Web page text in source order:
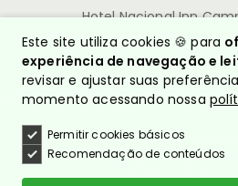
Hotel Nacional Inn
© Nacional Inn
CNPJ: 10.628.960/
Política de
Este site utiliza cookies 🍪 para
experiência de navegação e
revisar e ajustar suas
momento acessando nossa
Permitir cookies básicos
Recomendação de conteúdos